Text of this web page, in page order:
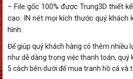
– File gốc 100% được Trung3D thiết
cao. IN nét mọi kích thước quý khách
hình.
Để giúp quý khách hàng có thêm nhiều
như dễ dàng trọng việc thanh toán, quý
5 cách bên dưới để mua tranh hồ cá và